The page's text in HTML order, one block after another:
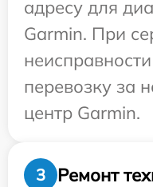
адресу для
Garmin. При
перевозку за
центр Garmin.
3
Ремонт